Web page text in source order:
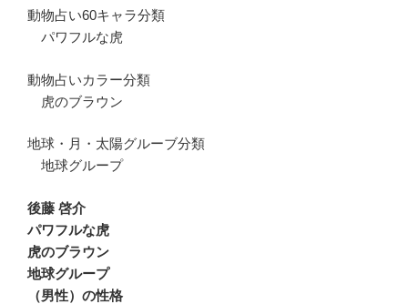
動物占い60キャラ分類
パワフルな虎
動物占いカラー分類
虎のブラウン
地球・月・太陽グルーブ分類
地球グループ
後藤 啓介
パワフルな虎
虎のブラウン
地球グループ
（男性）の性格